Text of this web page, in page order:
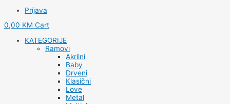
Prijava
0,00 KM Cart
KATEGORIJE
Ramovi
Akrilni
Baby
Drveni
Klasični
Love
Metal